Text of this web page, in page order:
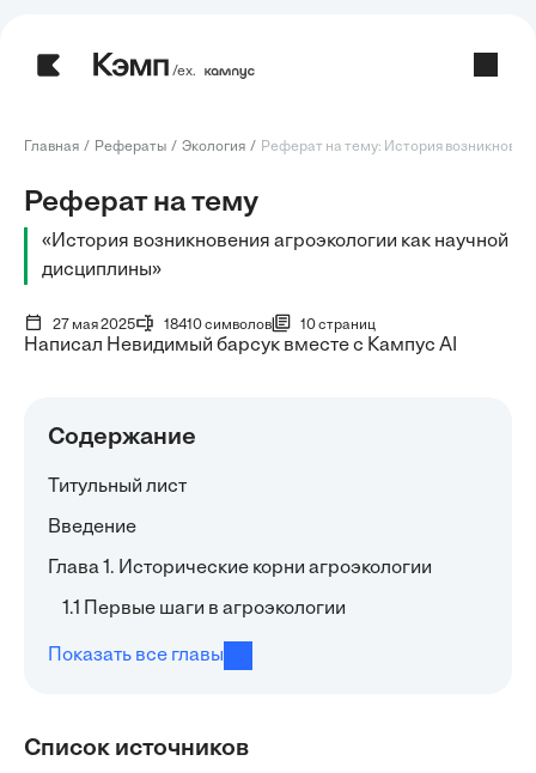
/ех.
Главная Рефераты Экология Реферат на тему: История
Реферат на тему
«История возникновения агроэкологии как научной
дисциплины»
27 мая 2025 18410 символов 10 страниц
Написал Невидимый барсук вместе с Кампус AI
Содержание
Титульный лист
Введение
Глава 1. Исторические корни агроэкологии
1.1 Первые шаги в агроэкологии
Показать все главы
Список источников